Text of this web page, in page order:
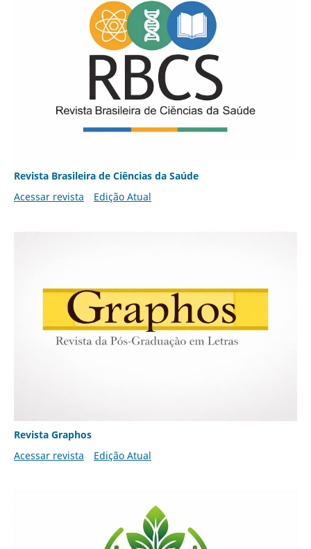
Revista Brasileira de Ciências da Saúde
Acessar revista
Edição Atual
Revista Graphos
Acessar revista
Edição Atual